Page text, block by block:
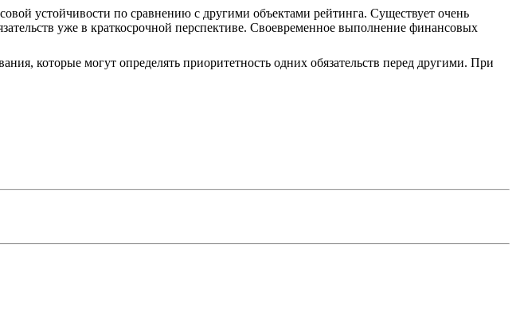
устойчивости по сравнению с другими объектами рейтинга. Существует очень
уже в краткосрочной перспективе. Своевременное выполнение финансовых
которые могут определять приоритетность одних обязательств перед другими. При